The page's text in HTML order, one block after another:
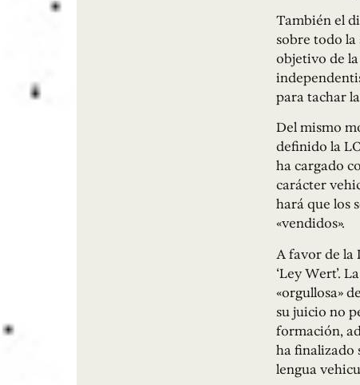
También el
sobre todo
objetivo de la
para tachar
Del mismo
definido la
ha cargado
carácter
hará que los
«vendidos».
A favor de la
‘Ley Wert’.
«orgullosa»
su juicio no
formación,
ha finalizado
lengua